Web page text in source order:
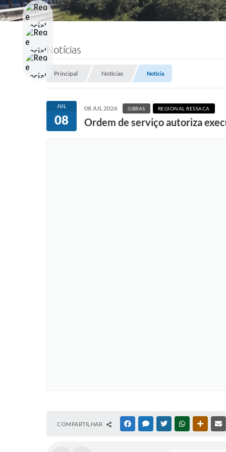
Notícias
Principal Notícias Notícia
JUL
08
08 JUL 2026 OBRAS REGIONAL RESSACA
Ordem de serviço autoriza
COMPARTILHAR FACEBOOKMESSENGER
TWITTERWHATSAPP